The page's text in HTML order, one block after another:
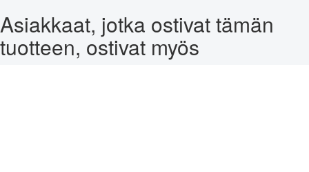
Asiakkaat, jotka ostivat tämän
tuotteen, ostivat myös